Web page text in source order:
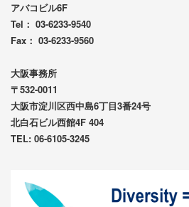
アバコビル6F
Tel： 03-6233-9540
Fax： 03-6233-9560
大阪事務所
〒532-0011
大阪市淀川区西中島6丁目3番24号
北白石ビル西館4F 404
TEL: 06-6105-3245